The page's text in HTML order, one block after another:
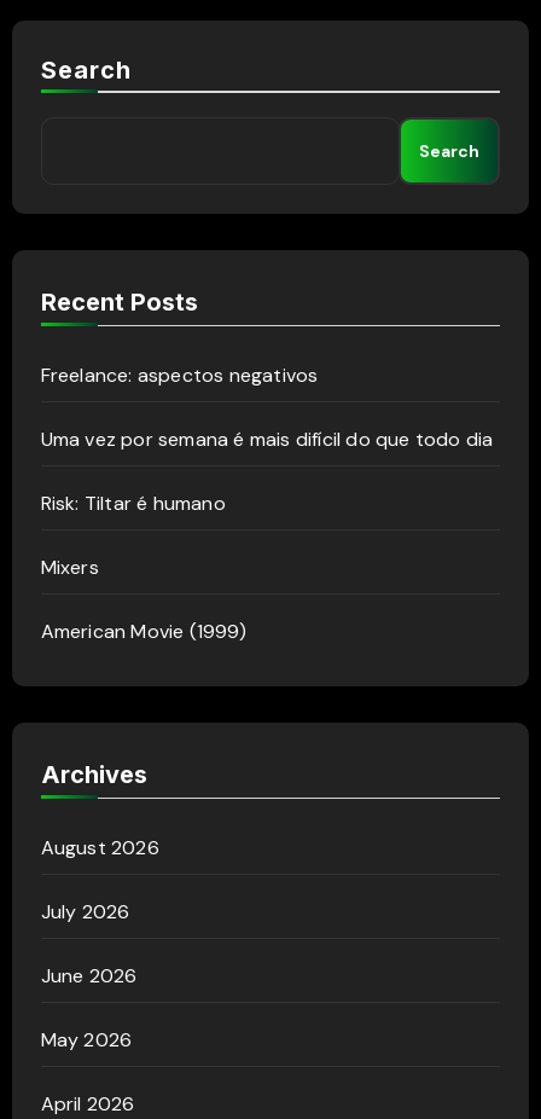
Search
Search
Recent Posts
Freelance: aspectos negativos
Uma vez por semana é mais difícil do que todo dia
Risk: Tiltar é humano
Mixers
American Movie (1999)
Archives
August 2026
July 2026
June 2026
May 2026
April 2026